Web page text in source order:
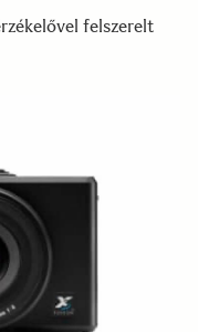
felszerelt